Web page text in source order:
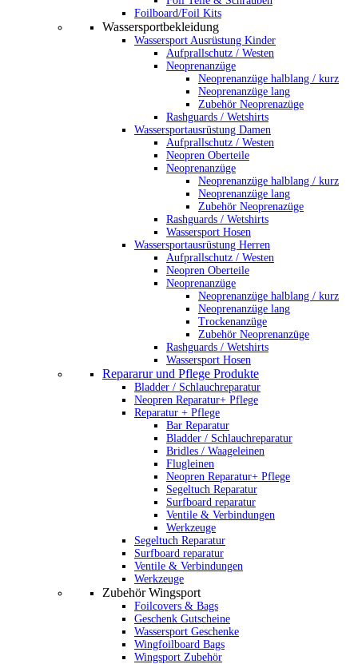
Foilboard/Foil Kits
Wassersportbekleidung
Wassersport Ausrüstung Kinder
Aufprallschutz / Westen
Neoprenanzüge
Neoprenanzüge halblang / kurz
Neoprenanzüge lang
Zubehör Neoprenazüge
Rashguards / Wetshirts
Wassersportausrüstung Damen
Aufprallschutz / Westen
Neopren Oberteile
Neoprenanzüge
Neoprenanzüge halblang / kurz
Neoprenanzüge lang
Zubehör Neoprenazüge
Rashguards / Wetshirts
Wassersport Hosen
Wassersportausrüstung Herren
Aufprallschutz / Westen
Neopren Oberteile
Neoprenanzüge
Neoprenanzüge halblang / kurz
Neoprenanzüge lang
Trockenanzüge
Zubehör Neoprenanzüge
Rashguards / Wetshirts
Wassersport Hosen
Repararur und Pflege Produkte
Bladder / Schlauchreparatur
Neopren Reparatur+ Pflege
Reparatur + Pflege
Bar Reparatur
Bladder / Schlauchreparatur
Bridles / Waageleinen
Flugleinen
Neopren Reparatur+ Pflege
Segeltuch Reparatur
Surfboard reparatur
Ventile & Verbindungen
Werkzeuge
Segeltuch Reparatur
Surfboard reparatur
Ventile & Verbindungen
Werkzeuge
Zubehör Wingsport
Foilcovers & Bags
Geschenk Gutscheine
Wassersport Geschenke
Wingfoilboard Bags
Wingsport Zubehör